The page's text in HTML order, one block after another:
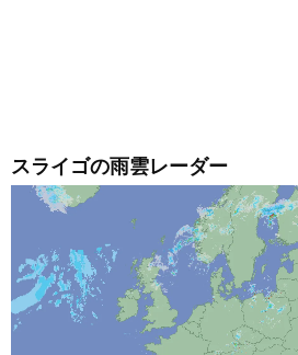
スライゴの雨雲レーダー